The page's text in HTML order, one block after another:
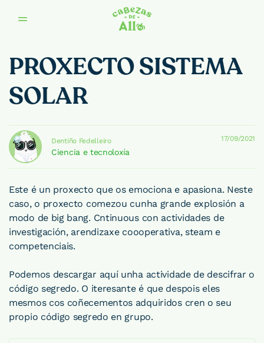
PROXECTO SISTEMA
SOLAR
Dentiño Fedelleiro
Ciencia e tecnoloxía
17/09/2021
Este é un proxecto que os emociona e apasiona. Neste
caso, o proxecto comezou cunha grande explosión a
modo de big bang. Cntinuous con actividades de
investigación, arendizaxe coooperativa, steam e
competenciais.
Podemos descargar aquí unha actividade de descifrar o
código segredo. O iteresante é que despois eles
mesmos cos coñecementos adquiridos cren o seu
propio código segredo en grupo.